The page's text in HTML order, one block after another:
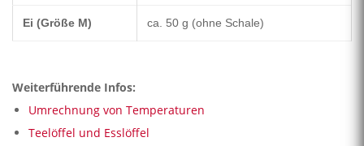
Ei (Größe M) ca. 50 g (ohne Schale)
Weiterführende Infos:
Umrechnung von Temperaturen
Teelöffel und Esslöffel